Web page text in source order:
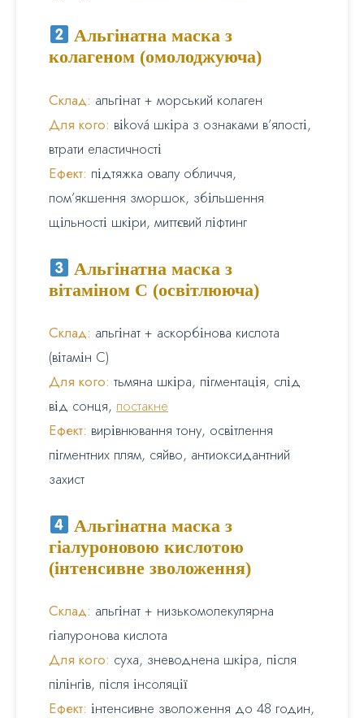
Альгінатна маска з
колагеном (омолоджуюча)
Склад: альгінат + морський колаген
Для кого: віková шкіра з ознаками в’ялості,
втрати еластичності
Ефект: підтяжка овалу обличчя,
пом’якшення зморшок, збільшення
щільності шкіри, миттєвий ліфтинг
Альгінатна маска з
вітаміном С (освітлююча)
Склад: альгінат + аскорбінова кислота
(вітамін С)
Для кого: тьмяна шкіра, пігментація, слід
від сонця, постакне
Ефект: вирівнювання тону, освітлення
пігментних плям, сяйво, антиоксидантний
захист
Альгінатна маска з
гіалуроновою кислотою
(інтенсивне зволоження)
Склад: альгінат + низькомолекулярна
гіалуронова кислота
Для кого: суха, зневоднена шкіра, після
пілінгів, після інсоляції
Ефект: інтенсивне зволоження до 48 годин,